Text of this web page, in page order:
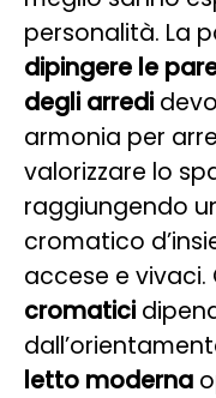
personalità. La
dipingere le
degli arredi
armonia per
valorizzare lo
raggiungendo
cromatico
accese e vivaci.
cromatici
letto moderna